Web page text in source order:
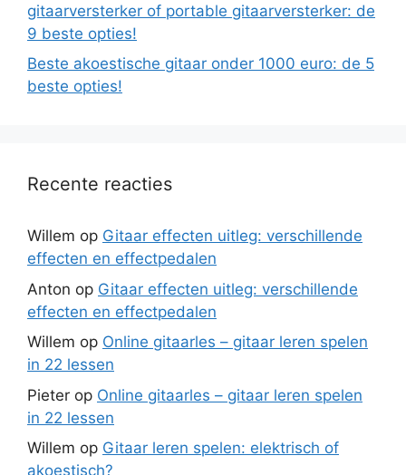
gitaarversterker of portable gitaarversterker: de
9 beste opties!
Beste akoestische gitaar onder 1000 euro: de 5
beste opties!
Recente reacties
Willem op Gitaar effecten uitleg: verschillende
effecten en effectpedalen
Anton op Gitaar effecten uitleg: verschillende
effecten en effectpedalen
Willem op Online gitaarles – gitaar leren spelen
in 22 lessen
Pieter op Online gitaarles – gitaar leren spelen
in 22 lessen
Willem op Gitaar leren spelen: elektrisch of
akoestisch?